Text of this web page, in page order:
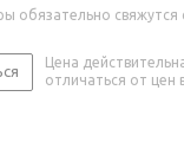
обязательно свяжутся
Цена
отличаться от цен